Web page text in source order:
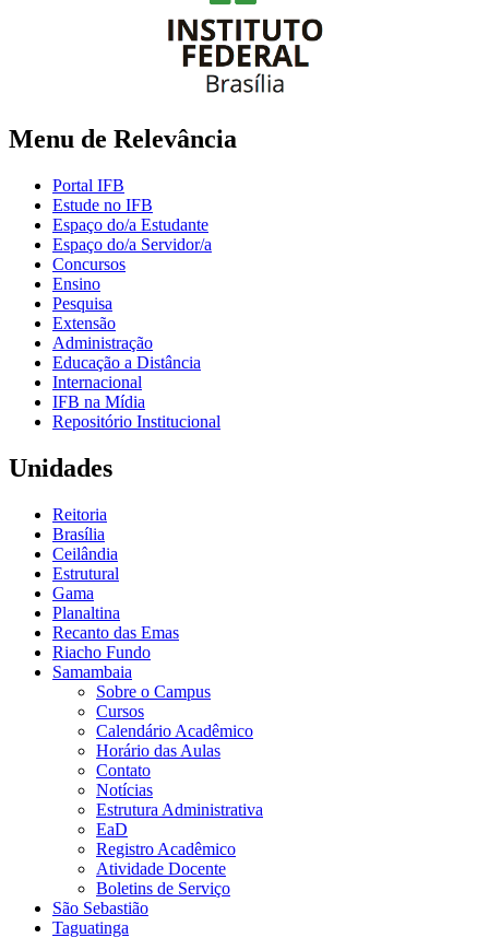
Menu de Relevância
Portal IFB
Estude no IFB
Espaço do/a Estudante
Espaço do/a Servidor/a
Concursos
Ensino
Pesquisa
Extensão
Administração
Educação a Distância
Internacional
IFB na Mídia
Repositório Institucional
Unidades
Reitoria
Brasília
Ceilândia
Estrutural
Gama
Planaltina
Recanto das Emas
Riacho Fundo
Samambaia
Sobre o Campus
Cursos
Calendário Acadêmico
Horário das Aulas
Contato
Notícias
Estrutura Administrativa
EaD
Registro Acadêmico
Atividade Docente
Boletins de Serviço
São Sebastião
Taguatinga